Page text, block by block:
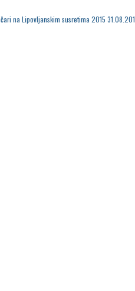
na Lipovljanskim susretima 2015